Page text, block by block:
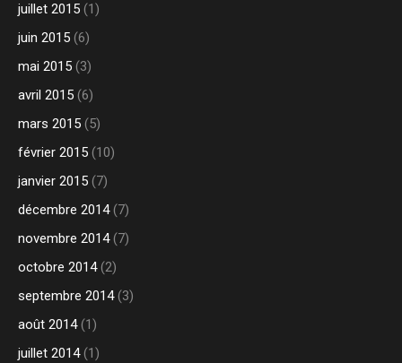
juillet 2015 (1)
juin 2015 (6)
mai 2015 (3)
avril 2015 (6)
mars 2015 (5)
février 2015 (10)
janvier 2015 (7)
décembre 2014(7)
novembre 2014(7)
octobre 2014(2)
septembre 2014(3)
août 2014(1)
juillet 2014(1)